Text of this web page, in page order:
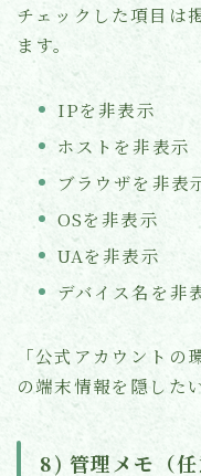
チェックした項目は
ます。
IPを非表示
ホストを非表示
ブラウザを非表
OSを非表示
UAを非表示
デバイス名を非
「公式アカウント
の端末情報を隠した
8) 管理メモ（任